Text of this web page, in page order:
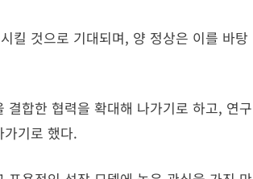
킬 것으로 기대되며, 양 정상은 이를 바탕
합한 협력을 확대해 나가기로 하고, 연구
기로 했다.